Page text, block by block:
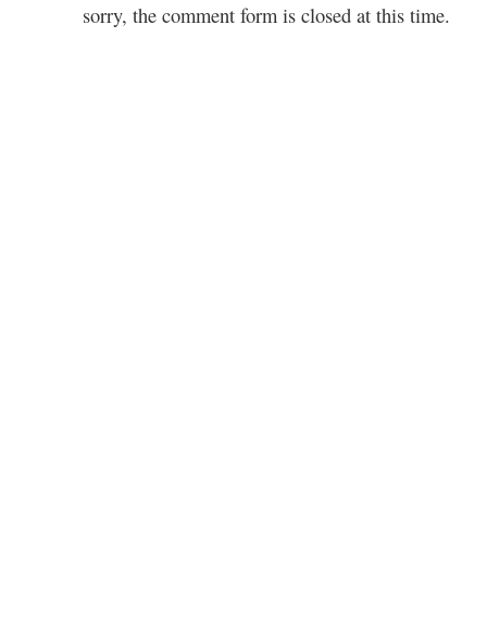
sorry, the comment form is closed at this time.